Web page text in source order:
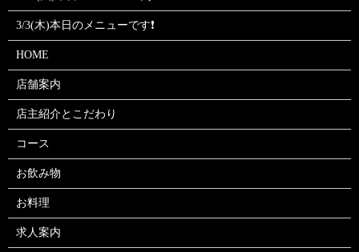
3/3(木)本日のメニューです❗
HOME
店舗案内
店主紹介とこだわり
コース
お飲み物
お料理
求人案内